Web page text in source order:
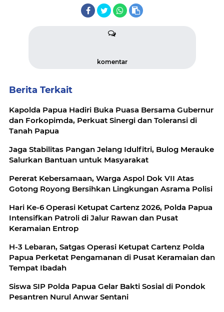
komentar
Berita Terkait
Kapolda Papua Hadiri Buka Puasa Bersama Gubernur
dan Forkopimda, Perkuat Sinergi dan Toleransi di
Tanah Papua
Jaga Stabilitas Pangan Jelang Idulfitri, Bulog Merauke
Salurkan Bantuan untuk Masyarakat
Pererat Kebersamaan, Warga Aspol Dok VII Atas
Gotong Royong Bersihkan Lingkungan Asrama Polisi
Hari Ke-6 Operasi Ketupat Cartenz 2026, Polda Papua
Intensifkan Patroli di Jalur Rawan dan Pusat
Keramaian Entrop
H-3 Lebaran, Satgas Operasi Ketupat Cartenz Polda
Papua Perketat Pengamanan di Pusat Keramaian dan
Tempat Ibadah
Siswa SIP Polda Papua Gelar Bakti Sosial di Pondok
Pesantren Nurul Anwar Sentani